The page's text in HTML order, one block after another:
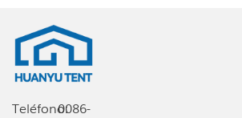
Teléfono:0086-